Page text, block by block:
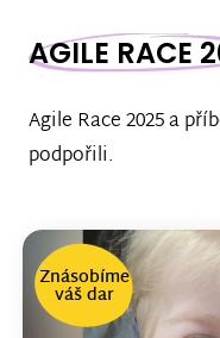
AGILE RACE
Agile Race 2025 a
podpořili.
Znásobíme
váš dar